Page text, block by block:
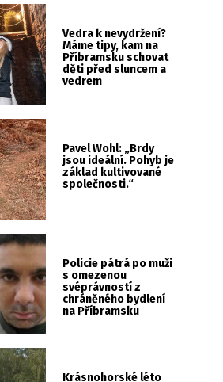
Vedra k nevydržení?
Máme tipy, kam na
Příbramsku schovat
děti před sluncem a
vedrem
Pavel Wohl: „Brdy
jsou ideální. Pohyb je
základ kultivované
společnosti.“
Policie pátrá po muži
s omezenou
svéprávností z
chráněného bydlení
na Příbramsku
Krásnohorské léto